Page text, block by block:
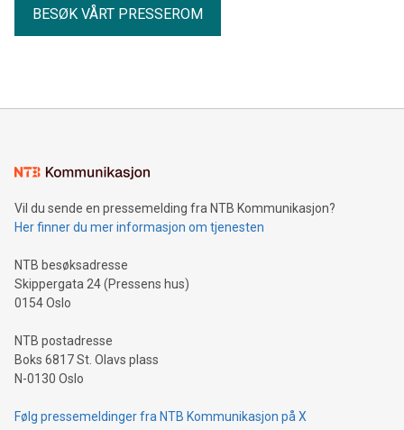
BESØK VÅRT PRESSEROM
Vil du sende en pressemelding fra NTB Kommunikasjon?
Her finner du mer informasjon om tjenesten
NTB besøksadresse
Skippergata 24 (Pressens hus)
0154 Oslo
NTB postadresse
Boks 6817 St. Olavs plass
N-0130 Oslo
Følg pressemeldinger fra NTB Kommunikasjon på X